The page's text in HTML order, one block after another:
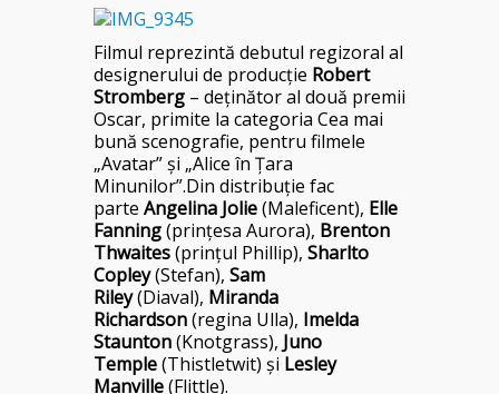
Filmul reprezintă debutul regizoral al
designerului de producţie Robert
Stromberg – deţinător al două premii
Oscar, primite la categoria Cea mai
bună scenografie, pentru filmele
„Avatar” şi „Alice în Ţara
Minunilor”.Din distribuţie fac
parte Angelina Jolie(Maleficent), Elle
Fanning(prinţesa Aurora), Brenton
Thwaites(prinţul Phillip), Sharlto
Copley(Stefan), Sam
Riley(Diaval), Miranda
Richardson(regina Ulla), Imelda
Staunton(Knotgrass), Juno
Temple(Thistletwit) şi Lesley
Manville(Flittle).